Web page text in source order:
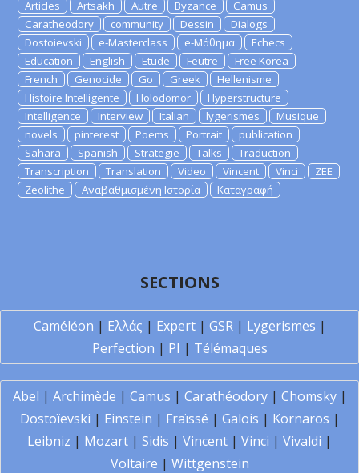
Articles Artsakh Autre Byzance
Camus
Caratheodory
community Dessin
Dialogs
Dostoievski
e-Masterclass e-Μάθημα
Echecs
Education
English Etude Feutre
Free Korea
French
Genocide Go Greek
Hellenisme
Histoire Intelligente
Holodomor
Hyperstructure
Intelligence
Interview Italian lygerismes
Musique
novels
pinterest Poems Portrait
publication
Sahara
Spanish Strategie Talks
Traduction
Transcription
Translation Video Vincent Vinci
ZEE
Zeolithe
Αναβαθμισμένη Ιστορία Καταγραφή
SECTIONS
Caméléon | Ελλάς | Expert| GSR| Lygerismes |
Perfection | PI | Télémaques
Abel | Archimède | Camus | Carathéodory| Chomsky|
Dostoïevski | Einstein | Fraïssé | Galois | Kornaros |
Leibniz | Mozart | Sidis | Vincent | Vinci | Vivaldi |
Voltaire | Wittgenstein